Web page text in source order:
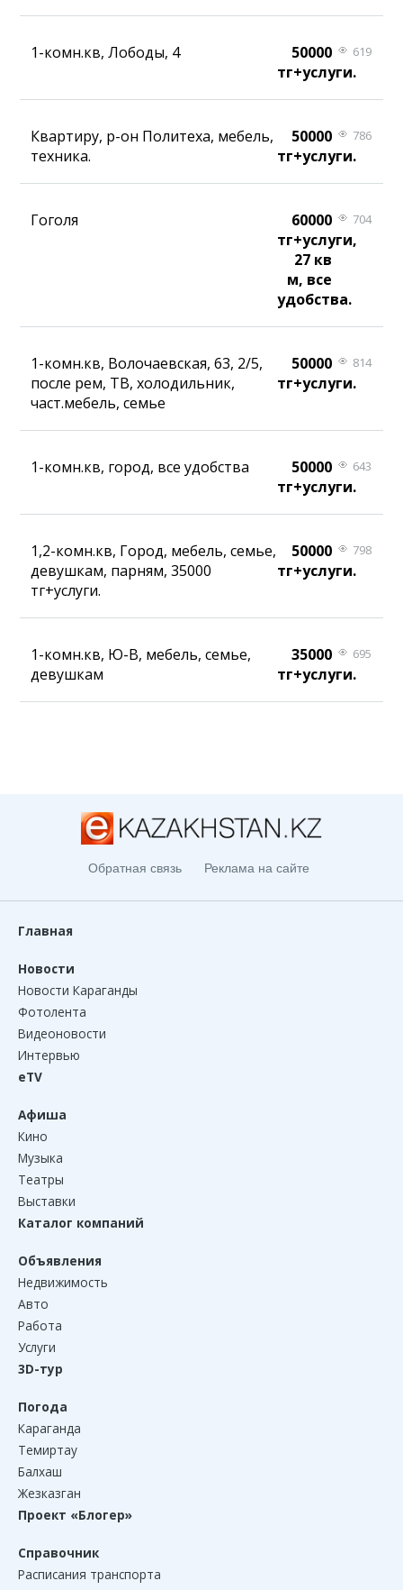
1-комн.кв, Лободы, 4
50000
тг+услуги.
619
Квартиру, р-он Политеха, мебель,
техника.
50000
тг+услуги.
786
Гоголя
60000
тг+услуги,
27 кв
м, все
удобства.
704
1-комн.кв, Волочаевская, 63, 2/5,
после рем, ТВ, холодильник,
част.мебель, семье
50000
тг+услуги.
814
1-комн.кв, город, все удобства
50000
тг+услуги.
643
1,2-комн.кв, Город, мебель, семье,
девушкам, парням, 35000
тг+услуги.
50000
тг+услуги.
798
1-комн.кв, Ю-В, мебель, семье,
девушкам
35000
тг+услуги.
695
Обратная связь Реклама на сайте
Главная
Новости
Новости Караганды
Фотолента
Видеоновости
Интервью
eTV
Афиша
Кино
Музыка
Театры
Выставки
Каталог компаний
Объявления
Недвижимость
Авто
Работа
Услуги
3D-тур
Погода
Караганда
Темиртау
Балхаш
Жезказган
Проект «Блогер»
Справочник
Расписания транспорта